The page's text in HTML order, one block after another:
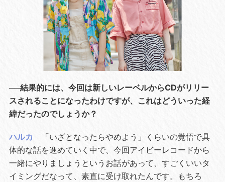
──結果的には、今回は新しいレーベルからCDがリリー
スされることになったわけですが、これはどういった経
緯だったのでしょうか？
ハルカ
「いざとなったらやめよう」くらいの覚悟で具
体的な話を進めていく中で、今回アイビーレコードから
一緒にやりましょうというお話があって、すごくいいタ
イミングだなって、素直に受け取れたんです。もちろ